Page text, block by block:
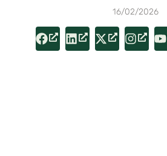
16/02/2026